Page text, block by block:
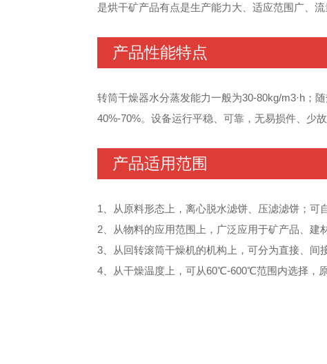
是烘干矿产品有点是生产能力大、适应范围广、
产品性能特点
转筒干燥器水分蒸发能力一般为30-80kg/m3·h；
40%-70%。设备运行平稳、可靠，无易损件、少
产品适用范围
1、从原料形态上，离心脱水滤饼、压滤滤饼；可
2、从物料的应用范围上，广泛应用于矿产品、建
3、从回转滚筒干燥机的机构上，可分为直接、间
4、从干燥温度上，可从60℃-600℃范围内选择，